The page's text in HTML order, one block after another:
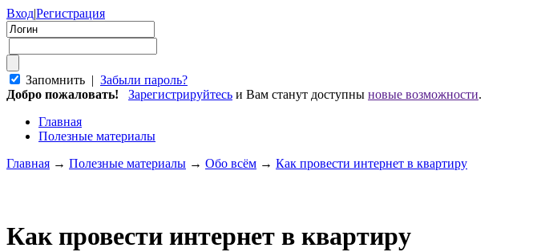
Вход|Регистрация
Запомнить | Забыли пароль?
Добро пожаловать!
Зарегистрируйтесь и Вам станут доступны новые возможности.
Главная
Полезные материалы
Главная → Полезные материалы → Обо всём → Как провести интернет в квартиру
Как провести интернет в квартиру